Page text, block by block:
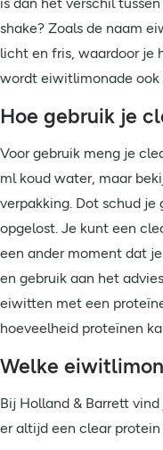
shake? Zoals de naam
licht en fris, waardoor je
wordt eiwitlimonade
Hoe gebruik je
Voor gebruik meng je
ml koud water, maar
verpakking. Dot schud
opgelost. Je kunt een
een ander moment dat
en gebruik aan het
eiwitten met een
hoeveelheid proteïnen
Welke
Bij Holland & Barrett
er altijd een clear